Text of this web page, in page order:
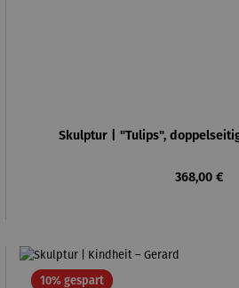
Skulptur | "Tulips",
Regulärer
368,00 €
10% gespartRabatt